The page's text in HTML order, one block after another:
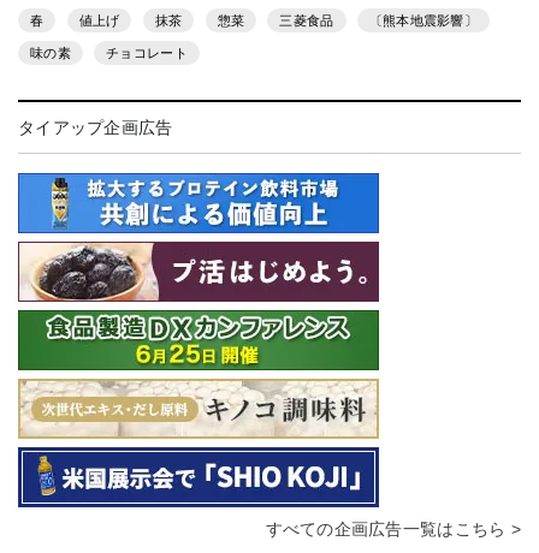
春 値上げ 抹茶 惣菜 三菱食品 〔熊本地震影響〕
味の素 チョコレート
タイアップ企画広告
すべての企画広告一覧はこちら >